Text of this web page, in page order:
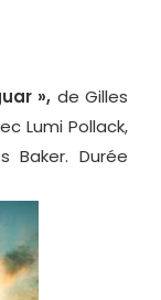
», de Gilles
Lumi Pollack,
Baker. Durée